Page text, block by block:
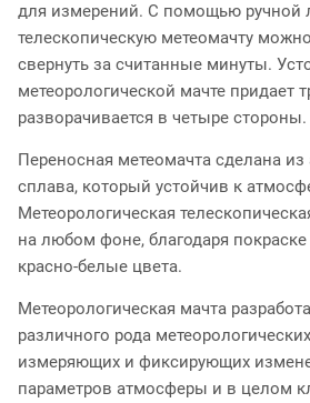
для измерений. С помощью ручной
телескопическую метеомачту
свернуть за считанные минуты.
метеорологической мачте придает
разворачивается в четыре стороны.
Переносная метеомачта сделана
сплава, который устойчив к
Метеорологическая
на любом фоне, благодаря
красно-белые цвета.
Метеорологическая мачта
различного рода
измеряющих и фиксирующих
параметров атмосферы и в целом